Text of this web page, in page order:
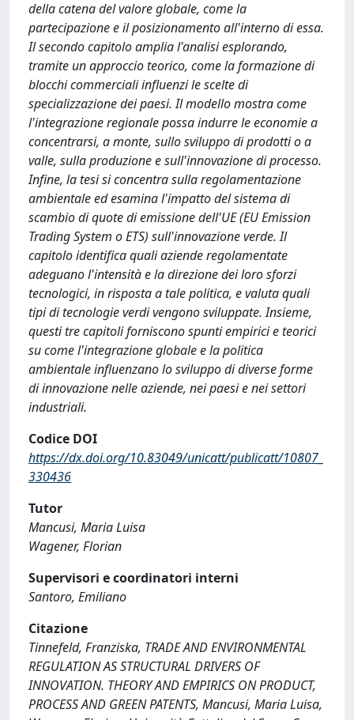
della catena del valore globale, come la
partecipazione e il posizionamento all'interno di essa.
Il secondo capitolo amplia l'analisi esplorando,
tramite un approccio teorico, come la formazione di
blocchi commerciali influenzi le scelte di
specializzazione dei paesi. Il modello mostra come
l'integrazione regionale possa indurre le economie a
concentrarsi, a monte, sullo sviluppo di prodotti o a
valle, sulla produzione e sull'innovazione di processo.
Infine, la tesi si concentra sulla regolamentazione
ambientale ed esamina l'impatto del sistema di
scambio di quote di emissione dell'UE (EU Emission
Trading System o ETS) sull'innovazione verde. Il
capitolo identifica quali aziende regolamentate
adeguano l'intensità e la direzione dei loro sforzi
tecnologici, in risposta a tale politica, e valuta quali
tipi di tecnologie verdi vengono sviluppate. Insieme,
questi tre capitoli forniscono spunti empirici e teorici
su come l'integrazione globale e la politica
ambientale influenzano lo sviluppo di diverse forme
di innovazione nelle aziende, nei paesi e nei settori
industriali.
Codice DOI
https://dx.doi.org/10.83049/unicatt/publicatt/10807_
330436
Tutor
Mancusi, Maria Luisa
Wagener, Florian
Supervisori e coordinatori interni
Santoro, Emiliano
Citazione
Tinnefeld, Franziska, TRADE AND ENVIRONMENTAL
REGULATION AS STRUCTURAL DRIVERS OF
INNOVATION. THEORY AND EMPIRICS ON PRODUCT,
PROCESS AND GREEN PATENTS, Mancusi, Maria Luisa,